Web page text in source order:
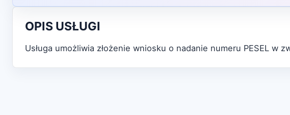
OPIS USŁUGI
Usługa umożliwia złożenie wniosku o nadanie numeru PESEL w